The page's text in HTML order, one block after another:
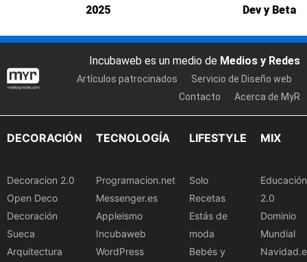
2025
Dev y Beta
Incubaweb es un medio de Medios y Redes
Artículos patrocinados
Servicio de Diseño web
Contacto
Acerca de MyR
DECORACIÓN
Decoracion 2.0
Open Deco
Decoración
Sueca
Arquitectura
TECNOLOGÍA
Programacion.net
Messenger.es
Appleismo
Incubaweb
WordPress
LIFESTYLE
Solo
Recetas
Estás de
moda
Bebés y
MIX
Educación
2.0
Dominio
Mundial